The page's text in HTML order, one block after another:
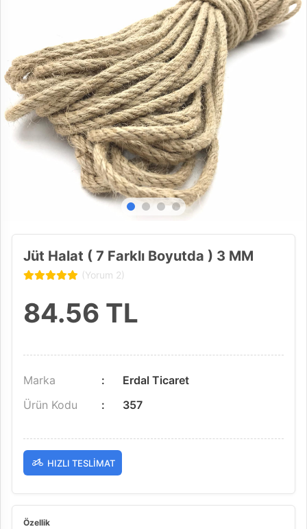
Jüt Halat ( 7 Farklı Boyutda ) 3 MM
(Yorum 2)
84.56 TL
Marka
Erdal Ticaret
Ürün Kodu
357
HIZLI TESLIMAT
Özellik